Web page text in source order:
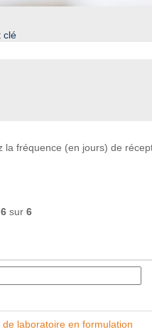
clé
la fréquence (en jours) de
sur 6
de laboratoire en formulation